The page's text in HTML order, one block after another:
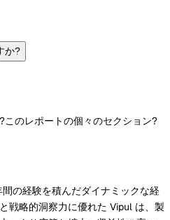
か?
このレポートの個々のセクション?
の経験を積んだダイナミックな経
戦略的洞察力に優れた Vipul は、製